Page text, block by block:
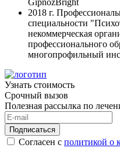
GipnozBright
2018 г.
специальности
некоммерческая
профессионального
многопрофильный
Узнать стоимость
Срочный вызов
Полезная рассылка по
Подписаться
Согласен с политикой о